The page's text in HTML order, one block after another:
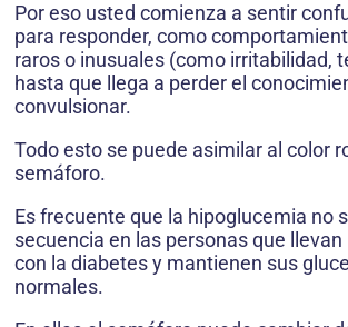
Por eso usted comienza a sentir
para responder, como
raros o inusuales (como irritabilidad,
hasta que llega a perder el
convulsionar.
Todo esto se puede asimilar al color
semáforo.
Es frecuente que la hipoglucemia no
secuencia en las personas que
con la diabetes y mantienen sus
normales.